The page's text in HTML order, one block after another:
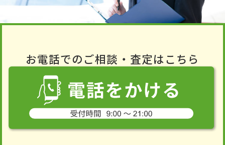
お電話でのご相談・査定はこちら